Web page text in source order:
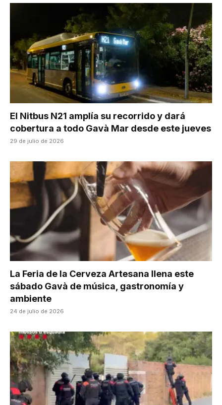
El Nitbus N21 amplía su recorrido y dará
cobertura a todo Gavà Mar desde este jueves
29 de julio de 2026
La Feria de la Cerveza Artesana llena este
sábado Gavà de música, gastronomía y
ambiente
24 de julio de 2026